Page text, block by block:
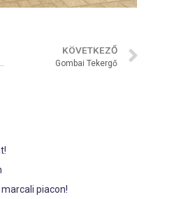
pályázat
KÖVETKEZŐ
Gombai Tekergő
piacon!